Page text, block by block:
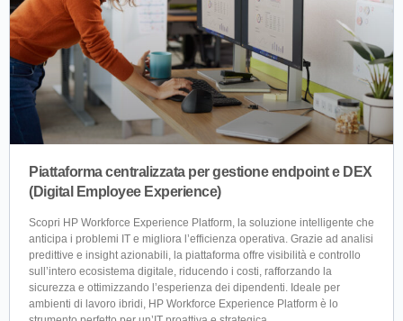
Piattaforma centralizzata per gestione endpoint e DEX
(Digital Employee Experience)
Scopri HP Workforce Experience Platform, la soluzione intelligente che
anticipa i problemi IT e migliora l’efficienza operativa. Grazie ad analisi
predittive e insight azionabili, la piattaforma offre visibilità e controllo
sull’intero ecosistema digitale, riducendo i costi, rafforzando la
sicurezza e ottimizzando l’esperienza dei dipendenti. Ideale per
ambienti di lavoro ibridi, HP Workforce Experience Platform è lo